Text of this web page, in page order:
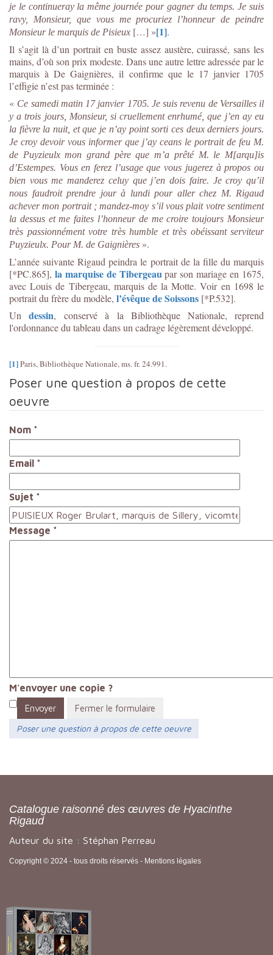
je le continueray la même journée pour gagner du temps. Je suis
ravy, Monsieur, que vous me procuriez l’honneur de peindre
Monsieur le marquis de Pisieux […] »[1].
Il s’agit là d’un portrait en buste assez austère, cuirassé, sans les
mains, d’où son prix modeste. Dans une autre lettre adressée par le
marquis à De Gaignières, il confirme que le 17 janvier 1705
l’effigie n’est pas terminée :
« Ce samedi matin 17 janvier 1705. Je suis revenu de Versailles il
y a trois jours, Monsieur, si cruellement enrhumé, que j’en ay eu
la fièvre la nuit, et que je n’ay point sorti ces deux derniers jours.
Je croy devoir vous informer que j’ay ceans le portrait de feu M.
de Puyzieulx mon grand père que m’a prêté M. le M[arqu]is
d’Estempes. Vous en ferez l’usage que vous jugerez à propos ou
bien vous me manderez celuy que j’en dois faire. Je croy qu’il
nous faudroit prendre jour à lundi pour aller chez M. Rigaud
achever mon portrait ; mandez-moy s’il vous plait votre sentiment
la dessus et me faites l’honneur de me croire toujours Monsieur
très passionnément votre très humble et très obéissant serviteur
Puyzieulx. Pour M. de Gaignières ».
L’année suivante Rigaud peindra le portrait de la fille du marquis
[*PC.865], la marquise de Tibergeau par son mariage en 1675,
avec Louis de Tibergeau, marquis de la Motte. Voir en 1698 le
portrait du frère du modèle, l’évêque de Soissons [*P.532].
Undessin, conservé à la Bibliothèque Nationale, reprend
l'ordonnance du tableau dans un cadrage légèrement développé.
[1]Paris, Bibliothèque Nationale, ms. fr. 24.991.
Poser une question à propos de cette
oeuvre
Nom *
Email *
Sujet *
Message *
M'envoyer une copie ?
Envoyer
Fermer le formulaire
Poser une question à propos de cette oeuvre
Catalogue raisonné des œuvres de Hyacinthe
Rigaud
Auteur du site : Stéphan Perreau
Copyright © 2024 - tous droits réservés - Mentions légales